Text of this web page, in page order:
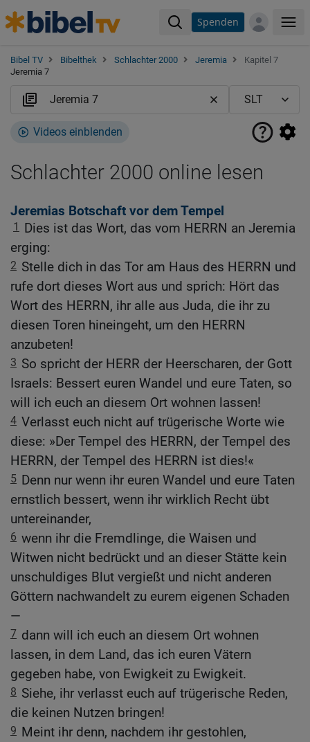
Spenden
Bibel TV Bibelthek Schlachter 2000 Jeremia
Kapitel 7
Jeremia 7
Videos einblenden
Schlachter 2000 online lesen
Jeremias Botschaft vor dem Tempel
1
Dies ist das Wort, das vom HERRN an Jeremia
erging:
2 Stelle dich in das Tor am Haus des HERRN und
rufe dort dieses Wort aus und sprich: Hört das
Wort des HERRN, ihr alle aus Juda, die ihr zu
diesen Toren hineingeht, um den HERRN
anzubeten!
3 So spricht der HERR der Heerscharen, der Gott
Israels: Bessert euren Wandel und eure Taten, so
will ich euch an diesem Ort wohnen lassen!
4 Verlasst euch nicht auf trügerische Worte wie
diese: »Der Tempel des HERRN, der Tempel des
HERRN, der Tempel des HERRN ist dies!«
5 Denn nur wenn ihr euren Wandel und eure Taten
ernstlich bessert, wenn ihr wirklich Recht übt
untereinander,
6 wenn ihr die Fremdlinge, die Waisen und
Witwen nicht bedrückt und an dieser Stätte kein
unschuldiges Blut vergießt und nicht anderen
Göttern nachwandelt zu eurem eigenen Schaden
—
7 dann will ich euch an diesem Ort wohnen
lassen, in dem Land, das ich euren Vätern
gegeben habe, von Ewigkeit zu Ewigkeit.
8 Siehe, ihr verlasst euch auf trügerische Reden,
die keinen Nutzen bringen!
9 Meint ihr denn, nachdem ihr gestohlen,